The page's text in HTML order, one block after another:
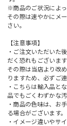
※商品のご状況によっ
その際は速やかにメ
さい。
【注意事項】
・ご注文いただいた
だく恐れもございま
その際は当店より改
りますため、必ずご
・こちらは輸入品と
品でもごくわずかな
・商品の色味は、お
る場合がございます。
・イメージ違いやサ